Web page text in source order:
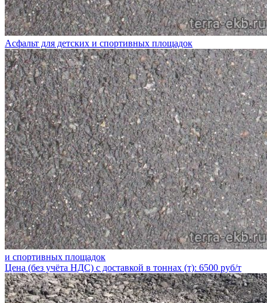
Асфальт для детских и спортивных площадок
и спортивных площадок
Цена (без учёта НДС) с доставкой в тоннах (т): 6500 руб/т